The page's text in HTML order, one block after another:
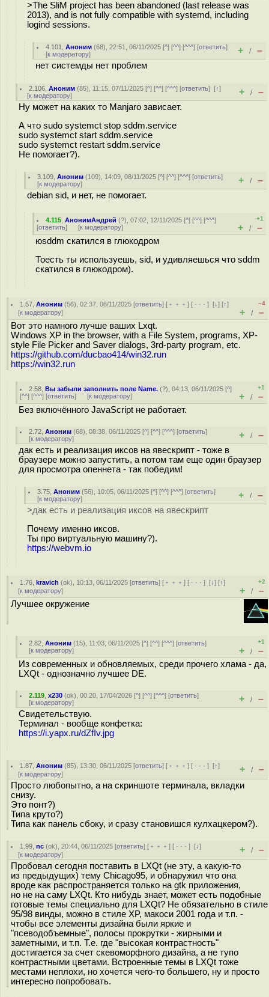
>The SliM project has been abandoned (last release was
2013), and is not fully compatible with systemd, including
logind sessions.
4.101 ,Аноним (68), 22:51, 06/11/2025 [^] [^^] [^^^] [ответить]
[к модератору] + / –
нет системды нет проблем
2.106 ,Аноним (85), 11:15, 07/11/2025 [^] [^^] [^^^] [ответить][↑]
[к модератору] + / –
Ну может на каких то Manjaro зависает.
А что sudo systemct stop sddm.service
sudo systemct start sddm.service
sudo systemct restart sddm.service
Не помогает?).
3.109 ,Аноним (109), 14:09, 08/11/2025 [^] [^^] [^^^] [ответить]
[к модератору] + / –
debian sid, и нет, не помогает.
4.115 ,АнонимАндрей (?), 07:02, 12/11/2025 [^] [^^] [^^^]
[ответить] [к модератору]
+1
+ / –
юsddm скатился в глюкодром
Тоесть ты используешь, sid, и удивляешься что sddm
скатился в глюкодром).
1.57 ,Аноним (56), 02:37, 06/11/2025 [ответить] [ ﹢﹢﹢] [ · · ·][↓] [↑]
[к модератору]
–4
+ / –
Вот это намного лучше ваших Lxqt.
Windows XP in the browser, with a File System, programs, XP-
style File Picker and Saver dialogs, 3rd-party program, etc.
https://github.com/ducbao414/win32.run
https://win32.run
2.58 ,Вы забыли заполнить поле Name. (?), 04:13, 06/11/2025 [^]
[^^] [^^^] [ответить] [к модератору]
+1
+ / –
Без включённого JavaScript не работает.
2.72 ,Аноним (68), 08:38, 06/11/2025 [^] [^^] [^^^] [ответить]
[к модератору] + / –
дак есть и реализация иксов на явескрипт - тоже в
браузере можно запустить, а потом там еще один браузер
для просмотра опеннета - так победим!
3.75 ,Аноним (56), 10:05, 06/11/2025 [^] [^^] [^^^] [ответить]
[к модератору] + / –
>дак есть и реализация иксов на явескрипт
Почему именно иксов.
Ты про виртуальную машину?).
https://webvm.io
1.76 ,kravich (ok), 10:13, 06/11/2025 [ответить] [ ﹢﹢﹢] [ · · ·][↓] [↑]
[к модератору]
+2
+ / –
Лучшее окружение
2.82 ,Аноним (15), 11:03, 06/11/2025 [^] [^^] [^^^] [ответить]
[к модератору]
+1
+ / –
Из современных и обновляемых, среди прочего хлама - да,
LXQt - однозначно лучшее DE.
2.119 ,x230 (ok), 00:20, 17/04/2026 [^] [^^] [^^^] [ответить]
[к модератору] + / –
Свидетельствую.
Терминал - вообще конфетка:
https://i.yapx.ru/dZfIv.jpg
1.87 ,Аноним (85), 13:30, 06/11/2025 [ответить] [ ﹢﹢﹢] [ · · ·][↑]
[к модератору] + / –
Просто любопытно, а на скриншоте терминала, вкладки
снизу.
Это понт?)
Типа круто?)
Типа как панель сбоку, и сразу становишся кулхацкером?).
1.99 ,nc (ok), 20:44, 06/11/2025 [ответить] [ ﹢﹢﹢] [ · · ·][↓]
[к модератору] + / –
Пробовал сегодня поставить в LXQt (не эту, а какую-то
из предыдущих) тему Chicago95, и обнаружил что она
вроде как распространяется только на gtk приложения,
но не на саму LXQt. Кто нибудь знает, может есть подобные
готовые темы специально для LXQt? Не обязательно в стиле
95/98 винды, можно в стиле XP, макоси 2001 года и т.п. -
чтобы все элементы дизайна были яркие и
"псеводобъемные", полосы прокрутки - жирными и
заметными, и т.п. Т.е. где "высокая контрастность"
достигается за счет скевоморфного дизайна, а не тупо
контрастными цветами. Встроенные темы в LXQt тоже
местами неплохи, но хочется чего-то большего, ну и просто
интересно попробовать.